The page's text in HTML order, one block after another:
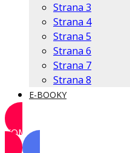
Strana 3
Strana 4
Strana 5
Strana 6
Strana 7
Strana 8
E-BOOKY
KOMUNITA